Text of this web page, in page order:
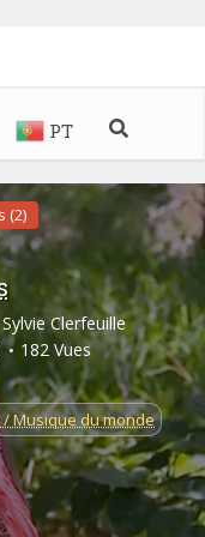
PT
(2)
Sylvie Clerfeuille
182 Vues
/ Musique du monde